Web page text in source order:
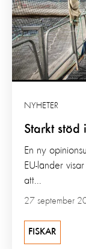
Starkt stöd
NYHETER
27 september
En ny
EU-länder
att...
FISKAR